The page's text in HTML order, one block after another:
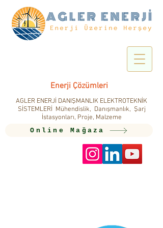
AGLER ENERJİ DANIŞMANLIK ELEKTROTEKNİK
SİSTEMLERİ Mühendislik, Danışmanlık, Şarj
İstasyonları, Proje, Malzeme
Enerji Çözümleri
Online Mağaza